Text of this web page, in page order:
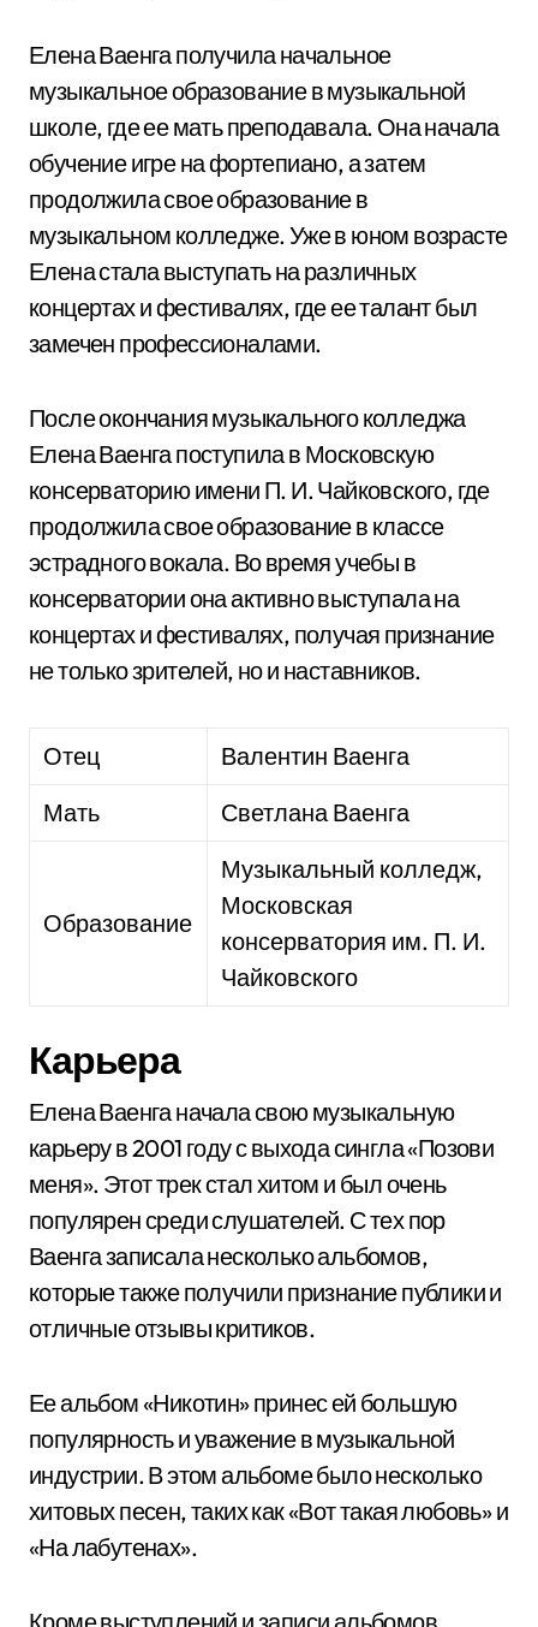
Елена Ваенга получила начальное
музыкальное образование в музыкальной
школе, где ее мать преподавала. Она начала
обучение игре на фортепиано, а затем
продолжила свое образование в
музыкальном колледже. Уже в юном возрасте
Елена стала выступать на различных
концертах и фестивалях, где ее талант был
замечен профессионалами.
После окончания музыкального колледжа
Елена Ваенга поступила в Московскую
консерваторию имени П. И. Чайковского, где
продолжила свое образование в классе
эстрадного вокала. Во время учебы в
консерватории она активно выступала на
концертах и фестивалях, получая признание
не только зрителей, но и наставников.
Отец
Валентин Ваенга
Мать
Светлана Ваенга
Образование
Музыкальный колледж,
Московская
консерватория им. П. И.
Чайковского
Карьера
Елена Ваенга начала свою музыкальную
карьеру в 2001 году с выхода сингла «Позови
меня». Этот трек стал хитом и был очень
популярен среди слушателей. С тех пор
Ваенга записала несколько альбомов,
которые также получили признание публики и
отличные отзывы критиков.
Ее альбом «Никотин» принес ей большую
популярность и уважение в музыкальной
индустрии. В этом альбоме было несколько
хитовых песен, таких как «Вот такая любовь» и
«На лабутенах».